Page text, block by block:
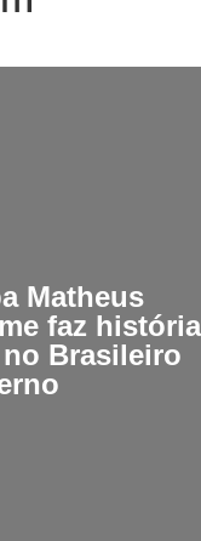
Matheus
faz história
Brasileiro